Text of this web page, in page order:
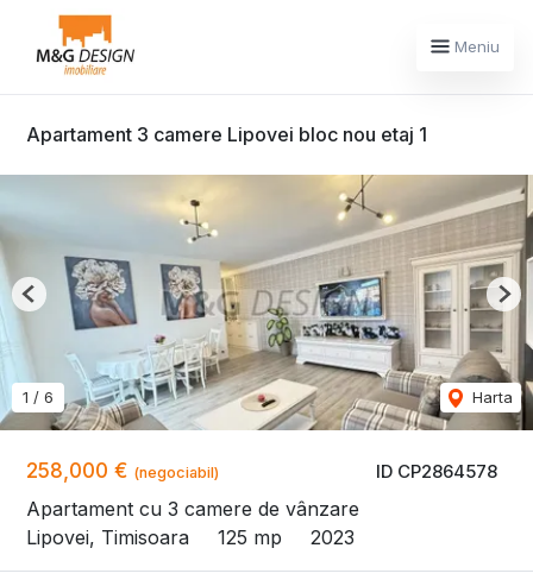
Meniu
Apartament 3 camere Lipovei bloc nou etaj 1
ID CP2864578
258,000 € (negociabil)
Apartament cu 3 camere de vânzare
Lipovei, Timisoara
125 mp 2023
1 / 6 Harta
Previous